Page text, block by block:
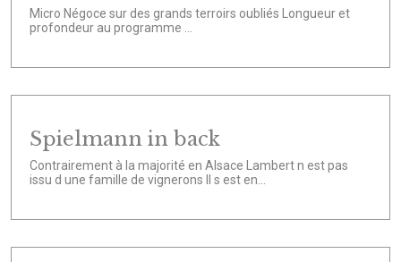
Micro Négoce sur des grands terroirs oubliés Longueur et
profondeur au programme ...
Spielmann in back
Contrairement à la majorité en Alsace Lambert n est pas
issu d une famille de vignerons Il s est en...